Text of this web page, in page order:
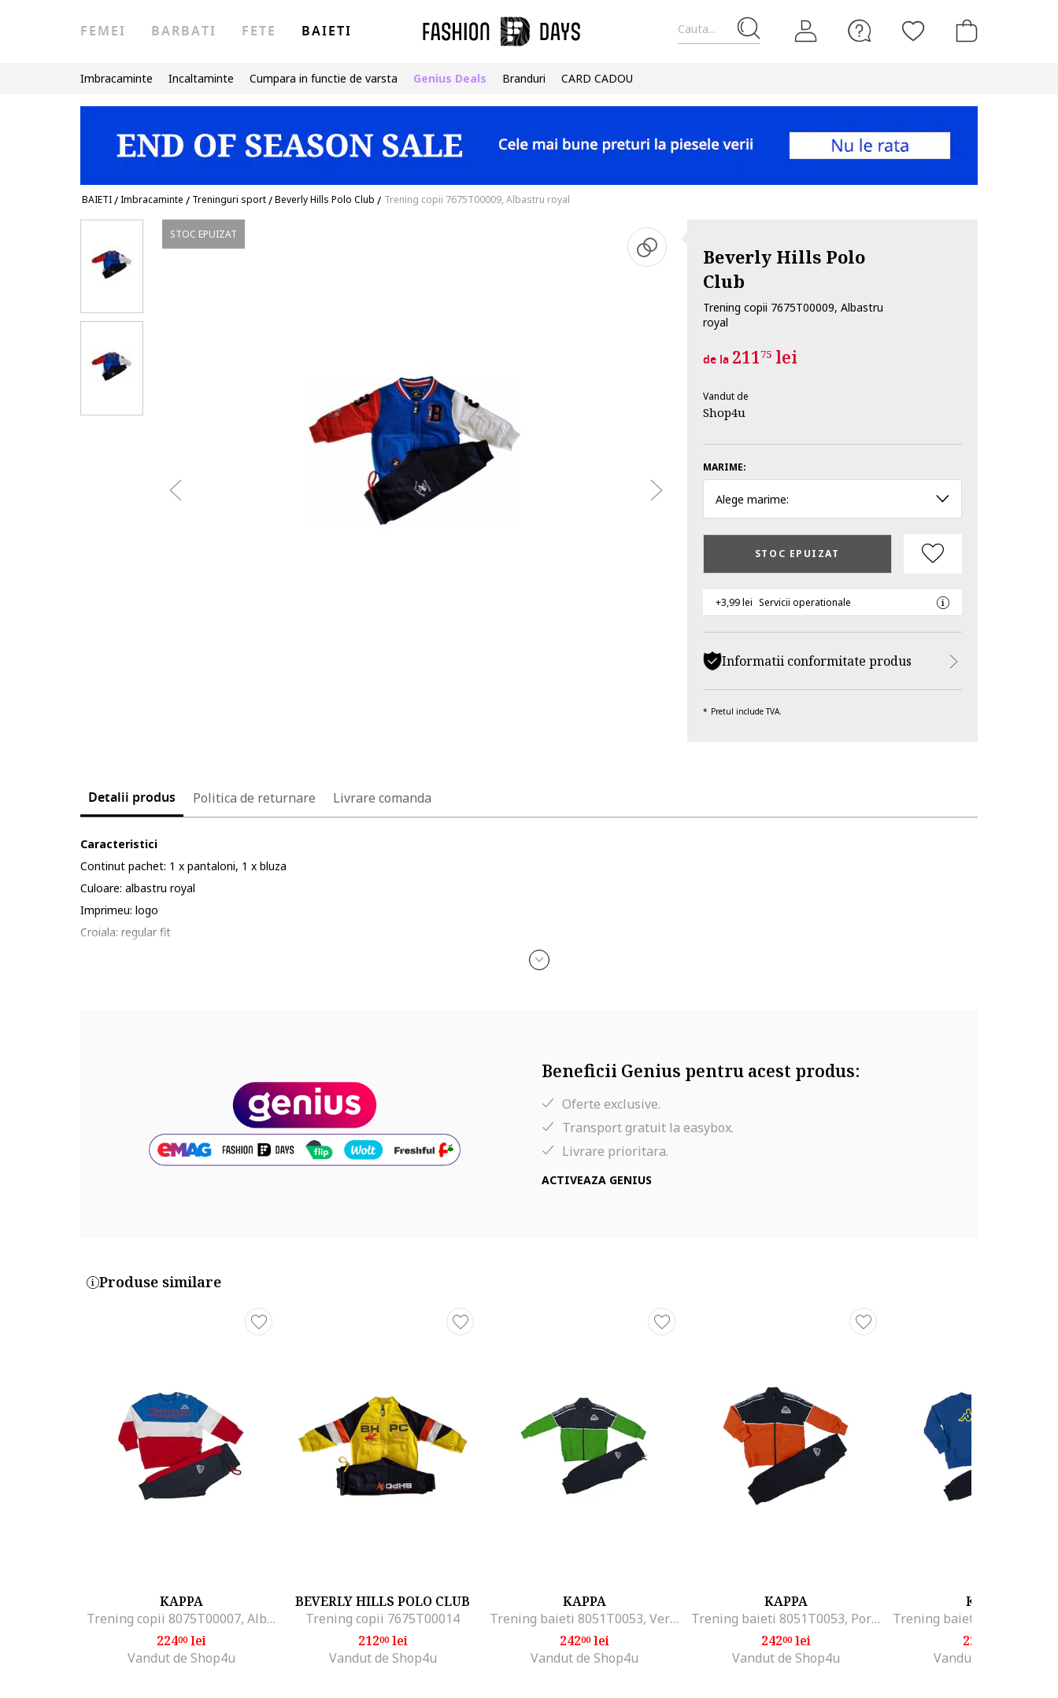
Cauta...
FEMEI BARBATI FETE BAIETI
Imbracaminte Incaltaminte Cumpara in functie de varsta Genius Deals Branduri CARD CADOU
BAIETI/Imbracaminte / Treninguri sport/Beverly Hills Polo Club / Trening copii 7675T00009, Albastru royal
STOC EPUIZAT
Beverly Hills Polo
Club
Trening copii 7675T00009, Albastru
royal
de la 21175lei
Vandut de
Shop4u
MARIME:
Alege marime:
STOC EPUIZAT
+3,99 lei Servicii operationale
Informatii conformitate produs
Pretul include TVA.
Detalii produs Politica de returnare Livrare comanda
Caracteristici
Continut pachet: 1 x pantaloni, 1 x bluza
Culoare: albastru royal
Imprimeu: logo
Croiala: regular fit
4447817-5_223173
Beneficii Genius pentru acest produs:
Oferte exclusive.
Transport gratuit la easybox.
Livrare prioritara.
ACTIVEAZA GENIUS
Produse similare
KAPPA
Trening copii 8075T00007, Albastru
22400lei
Vandut de Shop4u
BEVERLY HILLS POLO CLUB
Trening copii 7675T00014
21200lei
Vandut de Shop4u
KAPPA
Trening baieti 8051T0053, Verde
24200lei
Vandut de Shop4u
KAPPA
Trening baieti 8051T0053, Portocaliu
24200lei
Vandut de Shop4u
KAPPA
229
Vandut de Shop4u